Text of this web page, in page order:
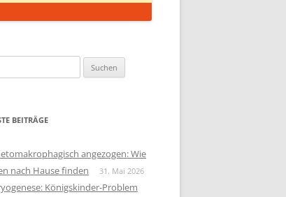
BEITRÄGE
angezogen: Wie
nach Hause finden
31. Mai 2026
Königskinder-Problem